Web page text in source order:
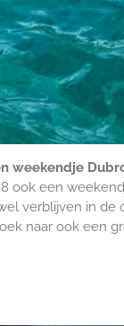
weekendje
ook een
verblijven in de
naar ook een